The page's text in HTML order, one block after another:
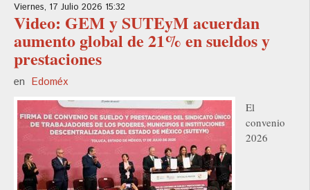
Viernes, 17 Julio 2026 15:32
Video: GEM y SUTEyM acuerdan
aumento global de 21% en sueldos y
prestaciones
en Edoméx
El
convenio
2026